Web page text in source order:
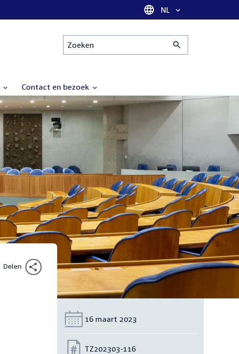
Taal selectie
NL
Zoeken
Contact en bezoek
Delen
Datum:
16 maart 2023
Nummer:
TZ202303-116